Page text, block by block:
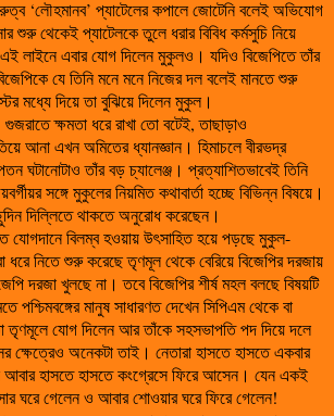
‘লৌহমানব’ প্যাটেলের কপালে জোটেনি বলেই অভিযোগ
শুরু থেকেই প্যাটেলকে তুলে ধরার বিবিধ কর্মসুচি নিয়ে
লাইনে এবার যোগ দিলেন মুকুলও। যদিও বিজেপিতে তাঁর
যে তিনি মনে মনে নিজের দল বলেই মানতে শুরু
মধ্যে দিয়ে তা বুঝিয়ে দিলেন মুকুল।
ক্ষমতা ধরে রাখা তো বটেই, তাছাড়াও
আনা এখন অমিতের ধ্যানজ্ঞান। হিমাচলে বীরভদ্র
ঘটানোটাও তাঁর বড় চ্যালেঞ্জ। প্রত্যাশিতভাবেই তিনি
সঙ্গে মুকুলের নিয়মিত কথাবার্তা হচ্ছে বিভিন্ন বিষয়ে।
দিল্লিতে থাকতে অনুরোধ করেছেন।
যোগদানে বিলম্ব হওয়ায় উৎসাহিত হয়ে পড়ছে মুকুল-
ধরে নিতে শুরু করেছে তৃণমূল থেকে বেরিয়ে বিজেপির দরজায়
দরজা খুলছে না। তবে বিজেপির শীর্ষ মহল বলছে বিষয়টি
মানুষ সাধারণত দেখেন সিপিএম থেকে বা
যোগ দিলেন আর তাঁকে সহসভাপতি পদ দিয়ে দলে
ক্ষেত্রেও অনেকটা তাই। নেতারা হাসতে হাসতে একবার
আবার হাসতে হাসতে কংগ্রেসে ফিরে আসেন। যেন একই
ঘরে গেলেন ও আবার শোওয়ার ঘরে ফিরে গেলেন!